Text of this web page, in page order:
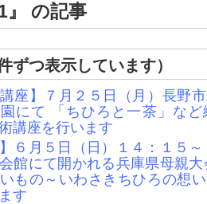
』 の記事
ずつ表示しています）
講座】７月２５日（月）長野
にて 「ちひろと一茶」な
講座を行います
】６月５日（日）１４：１５
館にて開かれる兵庫県母親
もの～いわさきちひろの想
す